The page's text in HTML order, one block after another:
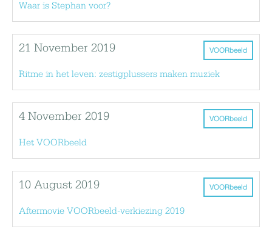
Waar is Stephan voor?
VOORbeeld
21 November 2019
Ritme in het leven: zestigplussers maken muziek
VOORbeeld
4 November 2019
Het VOORbeeld
VOORbeeld
10 August 2019
Aftermovie VOORbeeld-verkiezing 2019